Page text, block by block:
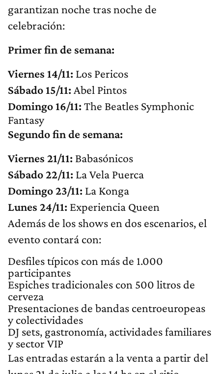
garantizan noche tras noche de
celebración:
Primer fin de semana:
Viernes 14/11: Los Pericos
Sábado 15/11: Abel Pintos
Domingo 16/11: The Beatles Symphonic
Fantasy
Segundo fin de semana:
Viernes 21/11: Babasónicos
Sábado 22/11: La Vela Puerca
Domingo 23/11: La Konga
Lunes 24/11: Experiencia Queen
Además de los shows en dos escenarios, el
evento contará con:
Desfiles típicos con más de 1.000
participantes
Espiches tradicionales con 500 litros de
cerveza
Presentaciones de bandas centroeuropeas
y colectividades
DJ sets, gastronomía, actividades familiares
y sector VIP
Las entradas estarán a la venta a partir del